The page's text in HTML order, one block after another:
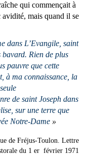
qui commençait à
mais quand il se
dans L’Evangile, saint
bavard. Rien de plus
pauvre que cette
à ma connaissance, la
seule
de saint Joseph dans
sur une terre que
Notre-Dame »
de Fréjus-Toulon. Lettre
du 1 er février 1971